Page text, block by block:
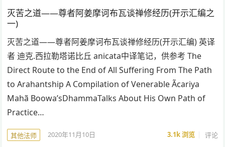
灭苦之道——尊者阿姜摩诃布瓦谈禅修经历(开示汇编之
一)
灭苦之道——尊者阿姜摩诃布瓦谈禅修经历(开示汇编) 英译
者 迪克.西拉勒塔诺比丘 anicata中译笔记，供参考 The
Direct Route to the End of All Suffering From The Path
to Arahantship A Compilation of Venerable Ãcariya
Mahã Boowa’sDhammaTalks About His Own Path of
Practice…
其他法师 2020年11月10日 3.1k浏览 评论